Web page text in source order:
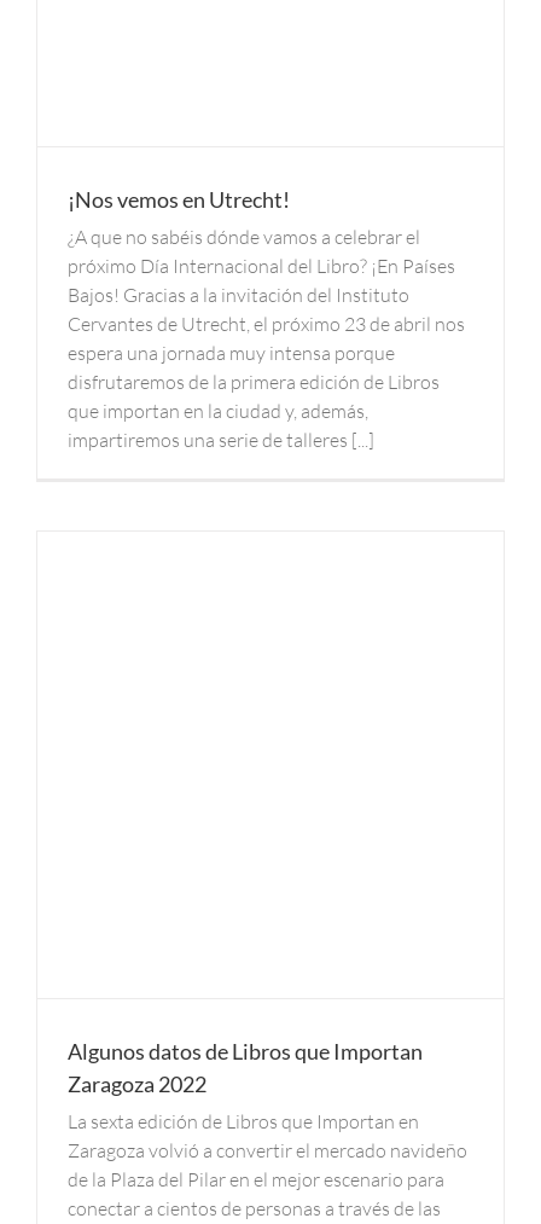
¡Nos vemos en Utrecht!
¿A que no sabéis dónde vamos a celebrar el
próximo Día Internacional del Libro? ¡En Países
Bajos! Gracias a la invitación del Instituto
Cervantes de Utrecht, el próximo 23 de abril nos
espera una jornada muy intensa porque
disfrutaremos de la primera edición de Libros
que importan en la ciudad y, además,
impartiremos una serie de talleres [...]
Algunos datos de Libros que Importan
Zaragoza 2022
La sexta edición de Libros que Importan en
Zaragoza volvió a convertir el mercado navideño
de la Plaza del Pilar en el mejor escenario para
conectar a cientos de personas a través de las